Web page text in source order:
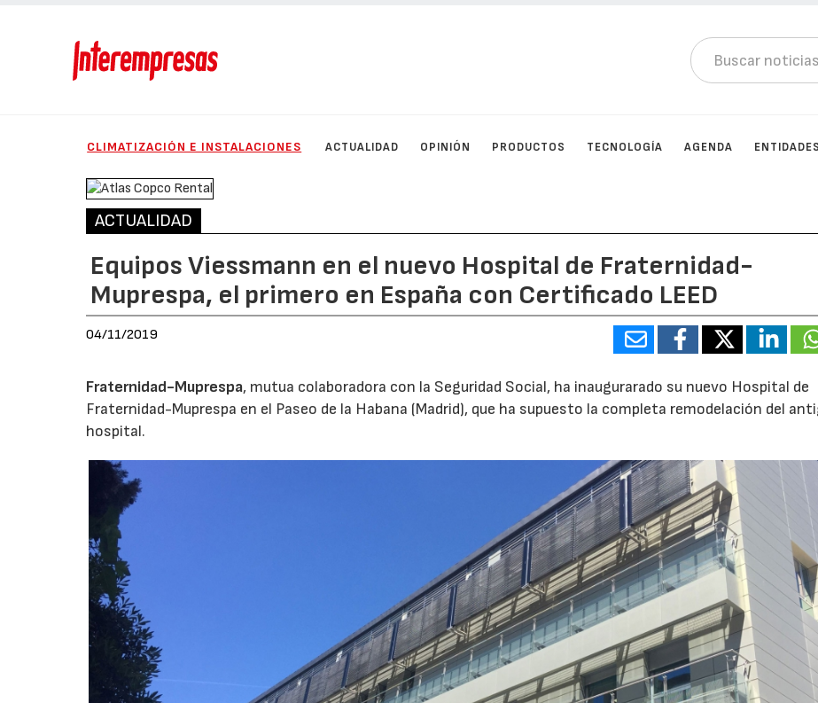
CLIMATIZACIÓN E INSTALACIONES ACTUALIDAD OPINIÓN PRODUCTOS TECNOLOGÍA AGENDA ENTIDADES
ACTUALIDAD
Equipos Viessmann en el nuevo Hospital de Fraternidad-
Muprespa, el primero en España con Certificado LEED
04/11/2019
Fraternidad-Muprespa, mutua colaboradora con la Seguridad Social, ha inaugurarado su nuevo Hospital de
Fraternidad-Muprespa en el Paseo de la Habana (Madrid), que ha supuesto la completa remodelación del
hospital.